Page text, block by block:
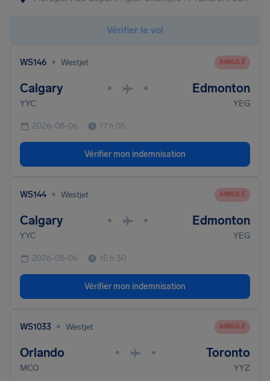
Vérifier le vol
WS146 • Westjet ANNULÉ
Calgary • • Edmonton
YYC YEG
2026-08-06 17 h 05
Vérifier mon indemnisation
WS144 • Westjet ANNULÉ
Calgary • • Edmonton
YYC YEG
2026-08-06 15 h 30
Vérifier mon indemnisation
WS1033 • Westjet ANNULÉ
Orlando • • Toronto
MCO YYZ